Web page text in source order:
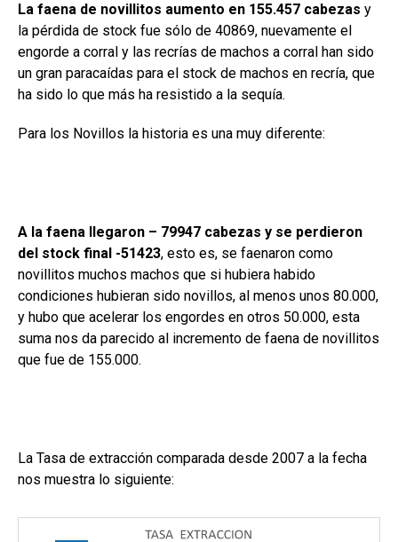
La faena de novillitos aumento en 155.457 cabezas y
la pérdida de stock fue sólo de 40869, nuevamente el
engorde a corral y las recrías de machos a corral han sido
un gran paracaídas para el stock de machos en recría, que
ha sido lo que más ha resistido a la sequía.
Para los Novillos la historia es una muy diferente:
A la faena llegaron – 79947 cabezas y se perdieron
del stock final -51423, esto es, se faenaron como
novillitos muchos machos que si hubiera habido
condiciones hubieran sido novillos, al menos unos 80.000,
y hubo que acelerar los engordes en otros 50.000, esta
suma nos da parecido al incremento de faena de novillitos
que fue de 155.000.
La Tasa de extracción comparada desde 2007 a la fecha
nos muestra lo siguiente: